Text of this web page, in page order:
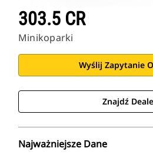
303.5 CR
Minikoparki
Wyślij Zapytanie
Znajdź
Najważniejsze Dane